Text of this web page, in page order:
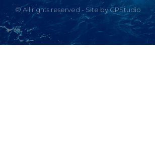
© All rights reserved - Site by GPStudio